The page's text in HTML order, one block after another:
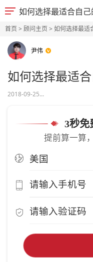
如何选择最适合自己
首页> 顾问主页> 如何选择最适
尹伟
如何选择最适合
2018-09-25...
3秒免
提前算一算